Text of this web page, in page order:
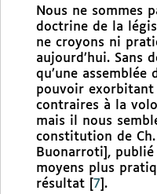
Nous ne sommes
doctrine de la
ne croyons ni
aujourd’hui. Sans
qu’une
pouvoir
contraires à la
mais il nous
constitution de
Buonarroti],
moyens plus
résultat
7 .